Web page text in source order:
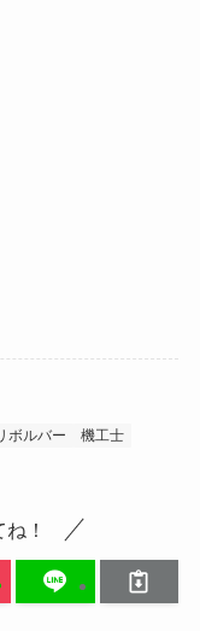
ボルバー
機工士
！